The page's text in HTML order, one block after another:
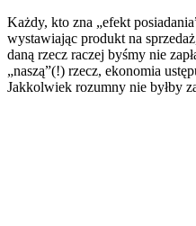
Każdy, kto zna „efekt
wystawiając produkt na
daną rzecz raczej byśmy nie
„naszą”(!) rzecz, ekonomia
Jakkolwiek rozumny nie byłby